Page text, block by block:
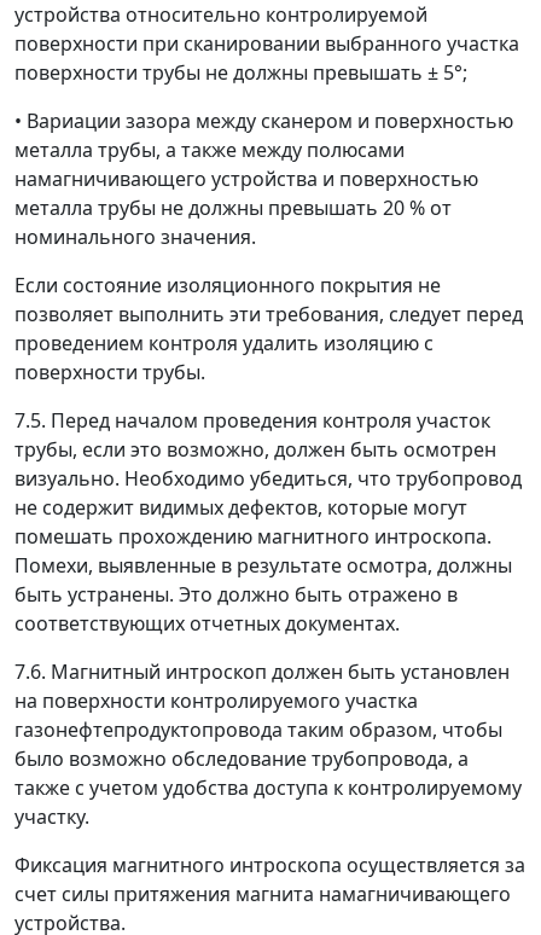
устройства относительно контролируемой
поверхности при сканировании выбранного участка
поверхности трубы не должны превышать ± 5°;
• Вариации зазора между сканером и поверхностью
металла трубы, а также между полюсами
намагничивающего устройства и поверхностью
металла трубы не должны превышать 20 % от
номинального значения.
Если состояние изоляционного покрытия не
позволяет выполнить эти требования, следует перед
проведением контроля удалить изоляцию с
поверхности трубы.
7.5. Перед началом проведения контроля участок
трубы, если это возможно, должен быть осмотрен
визуально. Необходимо убедиться, что трубопровод
не содержит видимых дефектов, которые могут
помешать прохождению магнитного интроскопа.
Помехи, выявленные в результате осмотра, должны
быть устранены. Это должно быть отражено в
соответствующих отчетных документах.
7.6. Магнитный интроскоп должен быть установлен
на поверхности контролируемого участка
газонефтепродуктопровода таким образом, чтобы
было возможно обследование трубопровода, а
также с учетом удобства доступа к контролируемому
участку.
Фиксация магнитного интроскопа осуществляется за
счет силы притяжения магнита намагничивающего
устройства.